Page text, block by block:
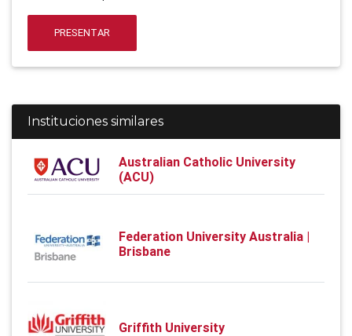
PRESENTAR
Instituciones similares
Australian Catholic University
(ACU)
Federation University Australia |
Brisbane
Griffith University